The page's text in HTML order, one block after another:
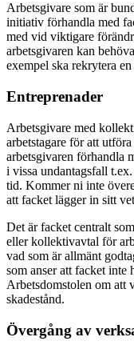
Arbetsgivare som är
initiativ förhandla med
med vid viktigare
arbetsgivaren kan
exempel ska rekrytera
Entreprenader
Arbetsgivare med
arbetstagare för att
arbetsgivaren förhandla
i vissa undantagsfall
tid. Kommer ni inte
att facket lägger in sitt
Det är facket centralt
eller kollektivavtal för
vad som är allmänt
som anser att facket
Arbetsdomstolen om att
skadestånd.
Övergång av